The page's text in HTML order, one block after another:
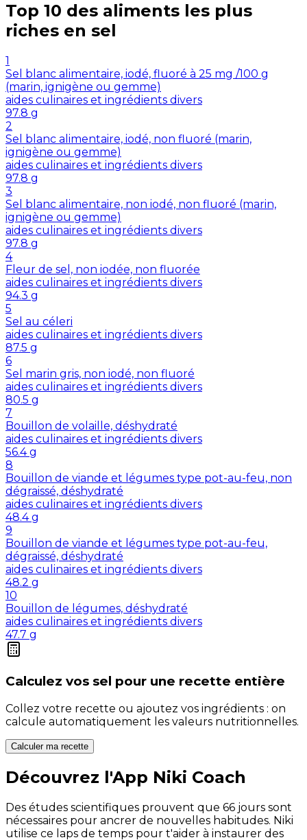
Top 10 des aliments les plus
riches en sel
1
Sel blanc alimentaire, iodé, fluoré à 25 mg /100 g
(marin, ignigène ou gemme)
aides culinaires et ingrédients divers
97.8 g
2
Sel blanc alimentaire, iodé, non fluoré (marin,
ignigène ou gemme)
aides culinaires et ingrédients divers
97.8 g
3
Sel blanc alimentaire, non iodé, non fluoré (marin,
ignigène ou gemme)
aides culinaires et ingrédients divers
97.8 g
4
Fleur de sel, non iodée, non fluorée
aides culinaires et ingrédients divers
94.3 g
5
Sel au céleri
aides culinaires et ingrédients divers
87.5 g
6
Sel marin gris, non iodé, non fluoré
aides culinaires et ingrédients divers
80.5 g
7
Bouillon de volaille, déshydraté
aides culinaires et ingrédients divers
56.4 g
8
Bouillon de viande et légumes type pot-au-feu, non
dégraissé, déshydraté
aides culinaires et ingrédients divers
48.4 g
9
Bouillon de viande et légumes type pot-au-feu,
dégraissé, déshydraté
aides culinaires et ingrédients divers
48.2 g
10
Bouillon de légumes, déshydraté
aides culinaires et ingrédients divers
47.7 g
Calculez vos sel pour une recette entière
Collez votre recette ou ajoutez vos ingrédients : on
calcule automatiquement les valeurs nutritionnelles.
Calculer ma recette
Découvrez l'App Niki Coach
Des études scientifiques prouvent que 66 jours sont
nécessaires pour ancrer de nouvelles habitudes. Niki
utilise ce laps de temps pour t'aider à instaurer des